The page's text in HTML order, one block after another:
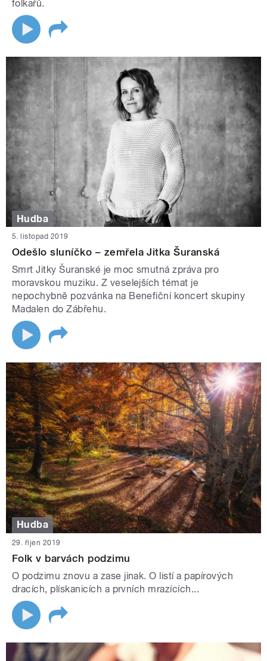
folkařů.
Hudba
5. listopad 2019
Odešlo sluníčko – zemřela Jitka Šuranská
Smrt Jitky Šuranské je moc smutná zpráva pro
moravskou muziku. Z veselejších témat je
nepochybně pozvánka na Benefiční koncert skupiny
Madalen do Zábřehu.
Hudba
29. říjen 2019
Folk v barvách podzimu
O podzimu znovu a zase jinak. O listí a papírových
dracích, plískanicích a prvních mrazících...